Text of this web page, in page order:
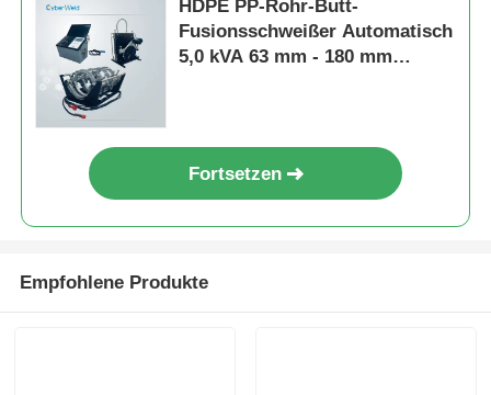
HDPE PP-Rohr-Butt-
Fusionsschweißer Automatisch
5,0 kVA 63 mm - 180 mm
Fortsetzen
Empfohlene Produkte